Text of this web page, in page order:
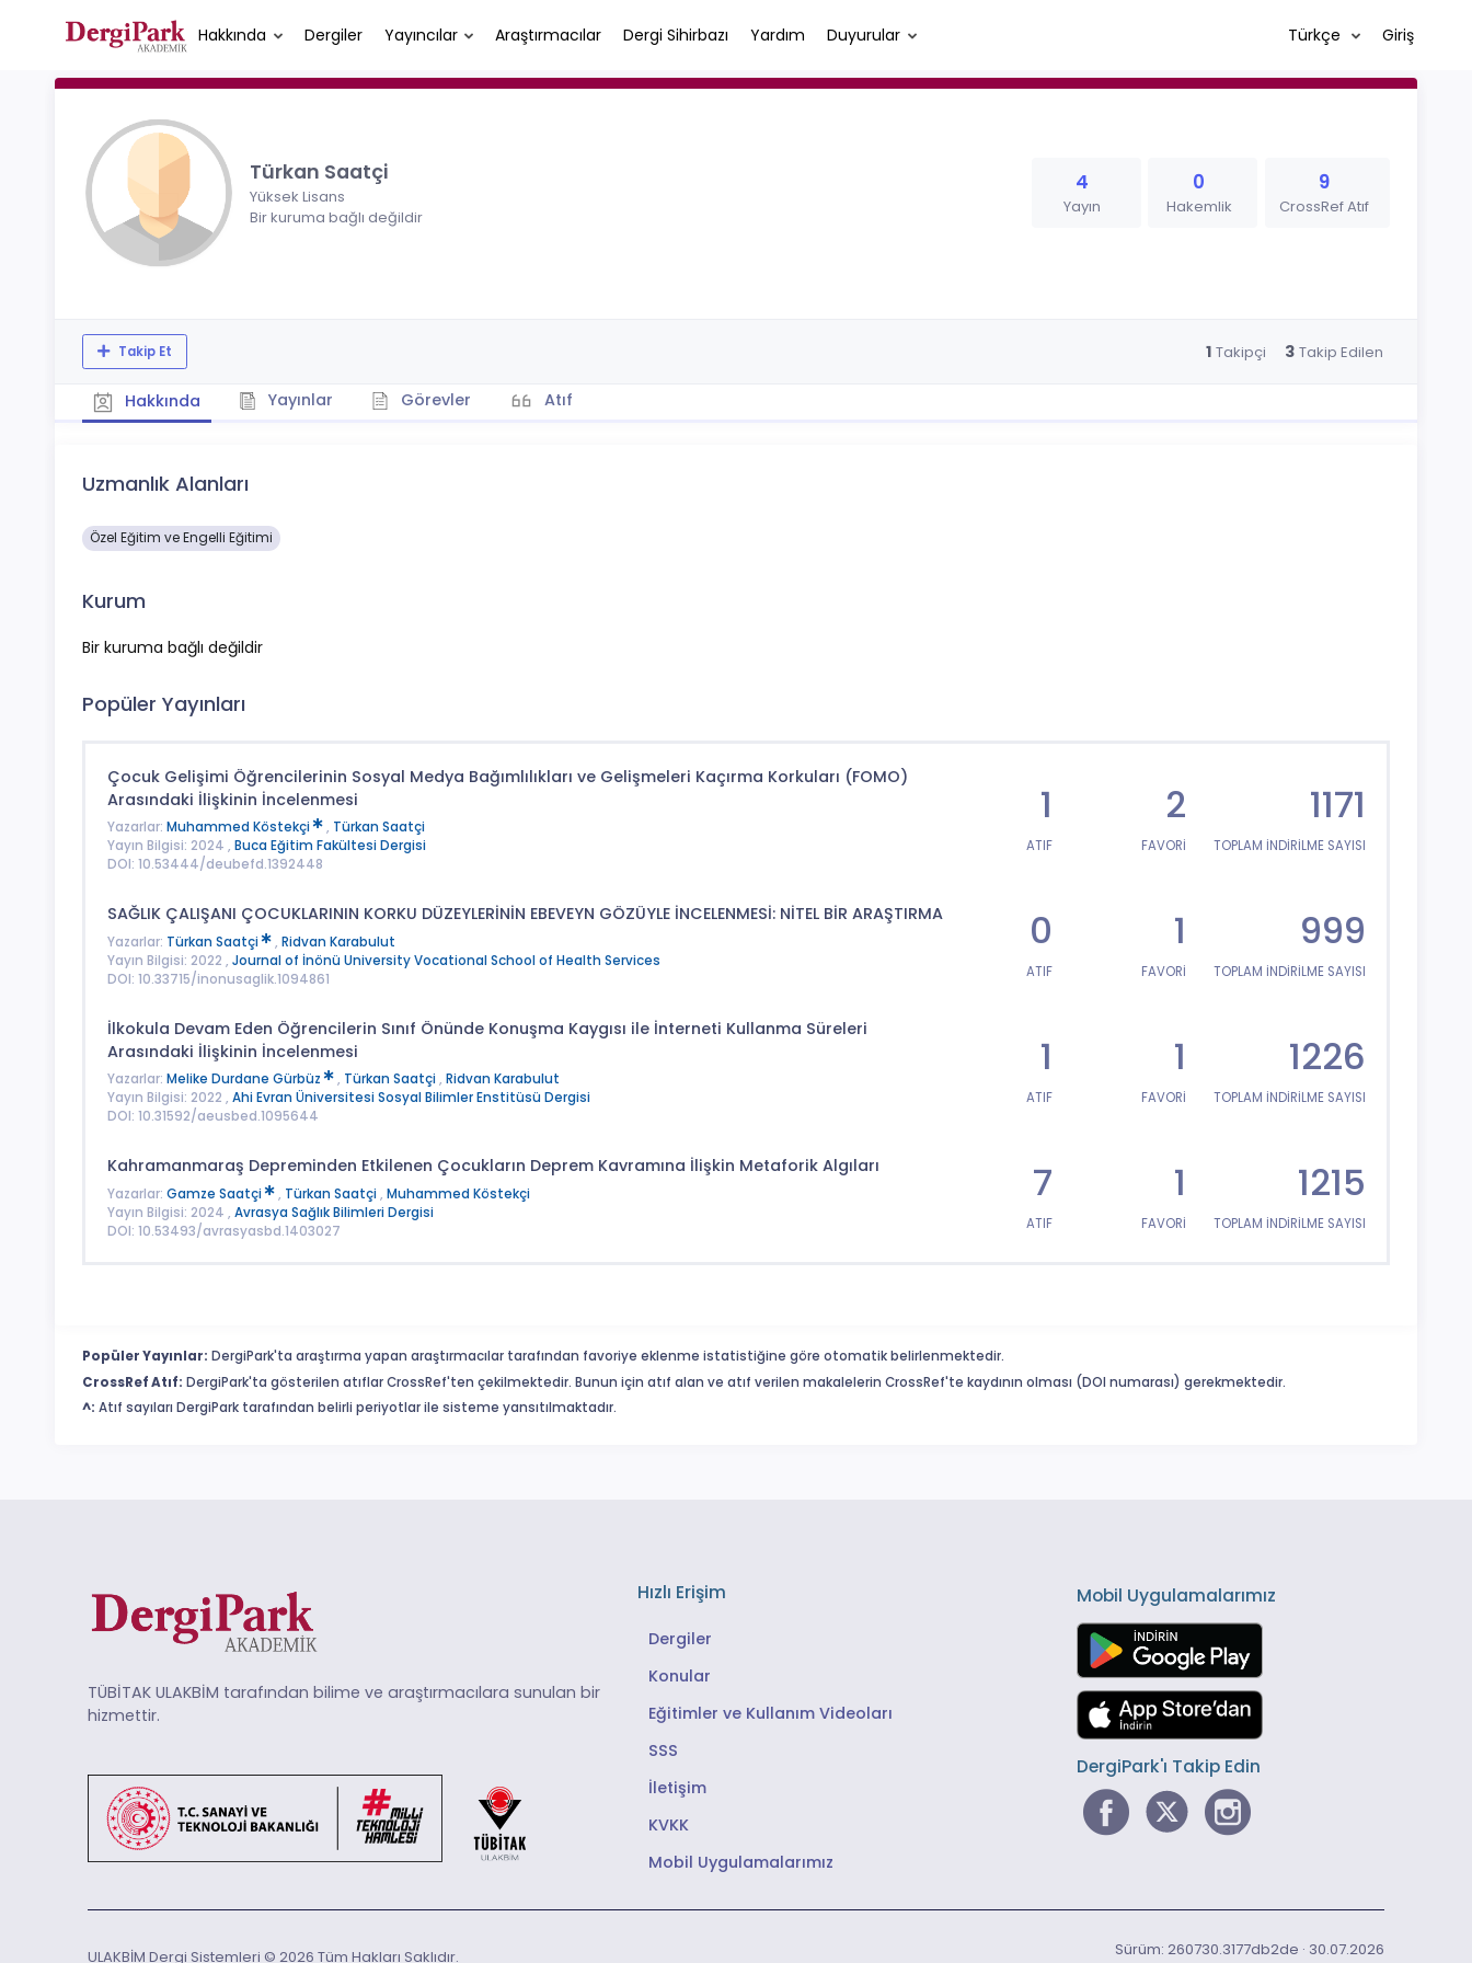
Hakkında Dergiler Yayıncılar Araştırmacılar Dergi Sihirbazı Yardım Duyurular Türkçe Giriş
Türkan Saatçi
Yüksek Lisans
Bir kuruma bağlı değildir
4
Yayın
0
Hakemlik
9
CrossRef Atıf
Takip Et 1 Takipçi 3 Takip Edilen
Hakkında Yayınlar Görevler Atıf
Uzmanlık Alanları
Özel Eğitim ve Engelli Eğitimi
Kurum
Bir kuruma bağlı değildir
Popüler Yayınları
Çocuk Gelişimi Öğrencilerinin Sosyal Medya Bağımlılıkları ve Gelişmeleri Kaçırma Korkuları (FOMO)
Arasındaki İlişkinin İncelenmesi
Yazarlar: Muhammed Köstekçi , Türkan Saatçi
Yayın Bilgisi: 2024 , Buca Eğitim Fakültesi Dergisi
DOI: 10.53444/deubefd.1392448
1
ATIF
2
FAVORİ
1171
TOPLAM İNDİRİLME SAYISI
SAĞLIK ÇALIŞANI ÇOCUKLARININ KORKU DÜZEYLERİNİN EBEVEYN GÖZÜYLE İNCELENMESİ: NİTEL BİR ARAŞTIRMA
Yazarlar: Türkan Saatçi , Ridvan Karabulut
Yayın Bilgisi: 2022 , Journal of İnönü University Vocational School of Health Services
DOI: 10.33715/inonusaglik.1094861
0
ATIF
1
FAVORİ
999
TOPLAM İNDİRİLME SAYISI
İlkokula Devam Eden Öğrencilerin Sınıf Önünde Konuşma Kaygısı ile İnterneti Kullanma Süreleri
Arasındaki İlişkinin İncelenmesi
Yazarlar: Melike Durdane Gürbüz , Türkan Saatçi , Ridvan Karabulut
Yayın Bilgisi: 2022 , Ahi Evran Üniversitesi Sosyal Bilimler Enstitüsü Dergisi
DOI: 10.31592/aeusbed.1095644
1
ATIF
1
FAVORİ
1226
TOPLAM İNDİRİLME SAYISI
Kahramanmaraş Depreminden Etkilenen Çocukların Deprem Kavramına İlişkin Metaforik Algıları
Yazarlar: Gamze Saatçi , Türkan Saatçi , Muhammed Köstekçi
Yayın Bilgisi: 2024 , Avrasya Sağlık Bilimleri Dergisi
DOI: 10.53493/avrasyasbd.1403027
7
ATIF
1
FAVORİ
1215
TOPLAM İNDİRİLME SAYISI
Popüler Yayınlar: DergiPark'ta araştırma yapan araştırmacılar tarafından favoriye eklenme istatistiğine göre otomatik belirlenmektedir.
CrossRef Atıf: DergiPark'ta gösterilen atıflar CrossRef'ten çekilmektedir. Bunun için atıf alan ve atıf verilen makalelerin CrossRef'te kaydının olması (DOI numarası) gerekmektedir.
^: Atıf sayıları DergiPark tarafından belirli periyotlar ile sisteme yansıtılmaktadır.
TÜBİTAK ULAKBİM tarafından bilime ve araştırmacılara sunulan bir
hizmettir.
Hızlı Erişim
Dergiler
Konular
Eğitimler ve Kullanım Videoları
SSS
İletişim
KVKK
Mobil Uygulamalarımız
Mobil Uygulamalarımız
DergiPark'ı Takip Edin
ULAKBİM Dergi Sistemleri © 2026 Tüm Hakları Saklıdır. Sürüm: 260730.3177db2de · 30.07.2026